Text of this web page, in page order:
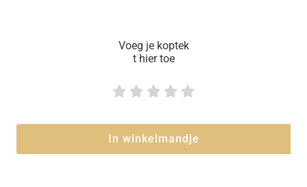
Voeg je koptek
t hier toe
    
In winkelmandje